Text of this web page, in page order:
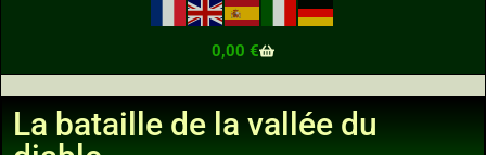
0,00 €
La bataille de la vallée du